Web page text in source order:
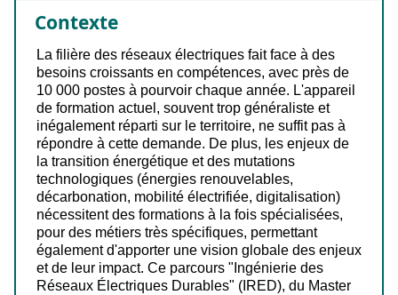
Contexte
La filière des réseaux électriques fait face à des
besoins croissants en compétences, avec près de
10 000 postes à pourvoir chaque année. L'appareil
de formation actuel, souvent trop généraliste et
inégalement réparti sur le territoire, ne suffit pas à
répondre à cette demande. De plus, les enjeux de
la transition énergétique et des mutations
technologiques (énergies renouvelables,
décarbonation, mobilité électrifiée, digitalisation)
nécessitent des formations à la fois spécialisées,
pour des métiers très spécifiques, permettant
également d'apporter une vision globale des enjeux
et de leur impact. Ce parcours "Ingénierie des
Réseaux Électriques Durables" (IRED), du Master